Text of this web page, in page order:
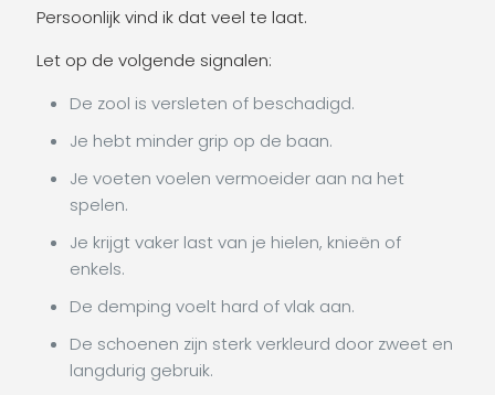
Persoonlijk vind ik dat veel te laat.
Let op de volgende signalen:
De zool is versleten of beschadigd.
Je hebt minder grip op de baan.
Je voeten voelen vermoeider aan na het
spelen.
Je krijgt vaker last van je hielen, knieën of
enkels.
De demping voelt hard of vlak aan.
De schoenen zijn sterk verkleurd door zweet en
langdurig gebruik.